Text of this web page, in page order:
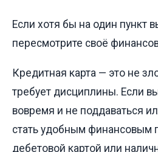
Если хотя бы на один пункт
пересмотрите своё
Кредитная карта — это не
требует дисциплины. Если
вовремя и не поддаваться
стать удобным финансовым
дебетовой картой или